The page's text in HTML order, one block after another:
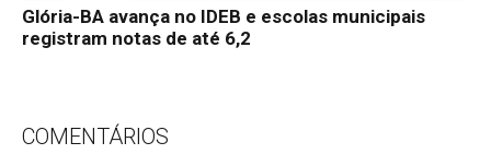
Glória-BA avança no IDEB e escolas municipais
registram notas de até 6,2
COMENTÁRIOS